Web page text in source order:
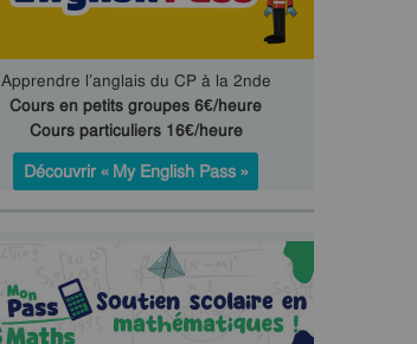
Apprendre l’anglais du CP à la 2nde
Cours en petits groupes 6€/heure
Cours particuliers 16€/heure
Découvrir « My English Pass »